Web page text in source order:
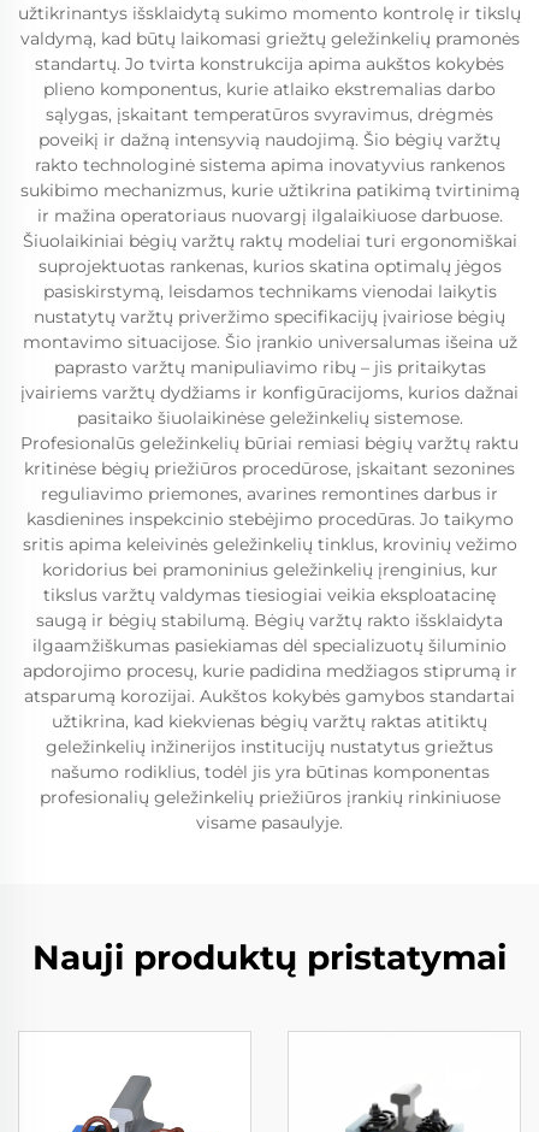
užtikrinantys išsklaidytą sukimo momento kontrolę ir tikslų
valdymą, kad būtų laikomasi griežtų geležinkelių pramonės
standartų. Jo tvirta konstrukcija apima aukštos kokybės
plieno komponentus, kurie atlaiko ekstremalias darbo
sąlygas, įskaitant temperatūros svyravimus, drėgmės
poveikį ir dažną intensyvią naudojimą. Šio bėgių varžtų
rakto technologinė sistema apima inovatyvius rankenos
sukibimo mechanizmus, kurie užtikrina patikimą tvirtinimą
ir mažina operatoriaus nuovargį ilgalaikiuose darbuose.
Šiuolaikiniai bėgių varžtų raktų modeliai turi ergonomiškai
suprojektuotas rankenas, kurios skatina optimalų jėgos
pasiskirstymą, leisdamos technikams vienodai laikytis
nustatytų varžtų priveržimo specifikacijų įvairiose bėgių
montavimo situacijose. Šio įrankio universalumas išeina už
paprasto varžtų manipuliavimo ribų – jis pritaikytas
įvairiems varžtų dydžiams ir konfigūracijoms, kurios dažnai
pasitaiko šiuolaikinėse geležinkelių sistemose.
Profesionalūs geležinkelių būriai remiasi bėgių varžtų raktu
kritinėse bėgių priežiūros procedūrose, įskaitant sezonines
reguliavimo priemones, avarines remontines darbus ir
kasdienines inspekcinio stebėjimo procedūras. Jo taikymo
sritis apima keleivinės geležinkelių tinklus, krovinių vežimo
koridorius bei pramoninius geležinkelių įrenginius, kur
tikslus varžtų valdymas tiesiogiai veikia eksploatacinę
saugą ir bėgių stabilumą. Bėgių varžtų rakto išsklaidyta
ilgaamžiškumas pasiekiamas dėl specializuotų šiluminio
apdorojimo procesų, kurie padidina medžiagos stiprumą ir
atsparumą korozijai. Aukštos kokybės gamybos standartai
užtikrina, kad kiekvienas bėgių varžtų raktas atitiktų
geležinkelių inžinerijos institucijų nustatytus griežtus
našumo rodiklius, todėl jis yra būtinas komponentas
profesionalių geležinkelių priežiūros įrankių rinkiniuose
visame pasaulyje.
Nauji produktų pristatymai